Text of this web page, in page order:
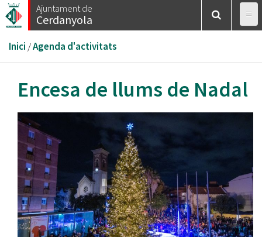
Vés
al
Ajuntament de
Cerdanyola
Esteu
aquí
Inici /Agenda d'activitats
Encesa de llums de Nadal